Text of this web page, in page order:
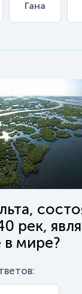
Гана
рек,
мире?